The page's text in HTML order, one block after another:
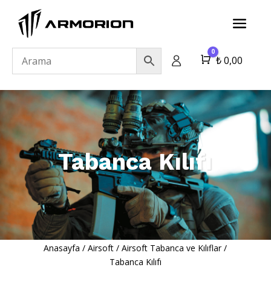
Cart
0
₺0,00
Tabanca Kılıfı
Anasayfa /Airsoft /Airsoft Tabanca ve Kılıflar/
Tabanca Kılıfı